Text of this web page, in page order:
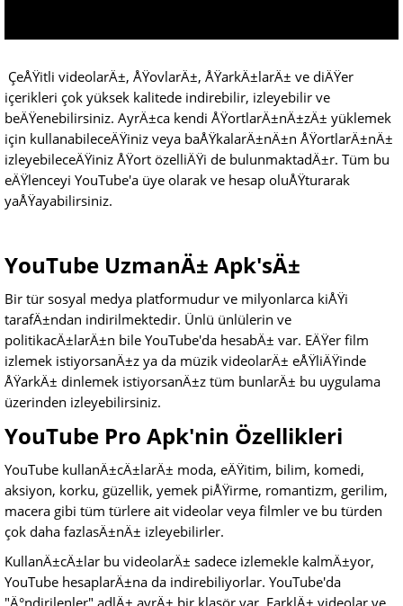
ÇeÅŸitli videolarÄ±, ÅŸovlarÄ±, ÅŸarkÄ±larÄ± ve diÄŸer
içerikleri çok yüksek kalitede indirebilir, izleyebilir ve
beÄŸenebilirsiniz. AyrÄ±ca kendi ÅŸortlarÄ±nÄ±zÄ± yüklemek
için kullanabileceÄŸiniz veya baÅŸkalarÄ±nÄ±n ÅŸortlarÄ±nÄ±
izleyebileceÄŸiniz ÅŸort özelliÄŸi de bulunmaktadÄ±r. Tüm bu
eÄŸlenceyi YouTube'a üye olarak ve hesap oluÅŸturarak
yaÅŸayabilirsiniz.
YouTube UzmanÄ± Apk'sÄ±
Bir tür sosyal medya platformudur ve milyonlarca kiÅŸi
tarafÄ±ndan indirilmektedir. Ünlü ünlülerin ve
politikacÄ±larÄ±n bile YouTube'da hesabÄ± var. EÄŸer film
izlemek istiyorsanÄ±z ya da müzik videolarÄ± eÅŸliÄŸinde
ÅŸarkÄ± dinlemek istiyorsanÄ±z tüm bunlarÄ± bu uygulama
üzerinden izleyebilirsiniz.
YouTube Pro Apk'nin Özellikleri
YouTube kullanÄ±cÄ±larÄ± moda, eÄŸitim, bilim, komedi,
aksiyon, korku, güzellik, yemek piÅŸirme, romantizm, gerilim,
macera gibi tüm türlere ait videolar veya filmler ve bu türden
çok daha fazlasÄ±nÄ± izleyebilirler.
KullanÄ±cÄ±lar bu videolarÄ± sadece izlemekle kalmÄ±yor,
YouTube hesaplarÄ±na da indirebiliyorlar. YouTube'da